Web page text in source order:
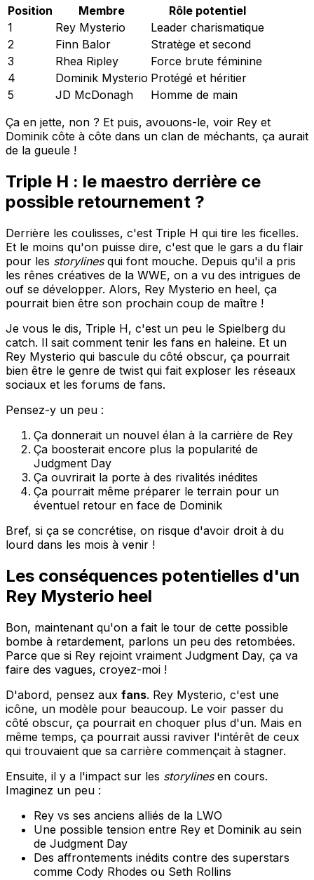
Position Membre
Rôle potentiel
1
Rey Mysterio
Leader charismatique
2
Finn Balor
Stratège et second
3
Rhea Ripley
Force brute féminine
4
Dominik Mysterio Protégé et héritier
5
JD McDonagh
Homme de main
Ça en jette, non ? Et puis, avouons-le, voir Rey et
Dominik côte à côte dans un clan de méchants, ça aurait
de la gueule !
Triple H : le maestro derrière ce
possible retournement ?
Derrière les coulisses, c'est Triple H qui tire les ficelles.
Et le moins qu'on puisse dire, c'est que le gars a du flair
pour les storylinesqui font mouche. Depuis qu'il a pris
les rênes créatives de la WWE, on a vu des intrigues de
ouf se développer. Alors, Rey Mysterio en heel, ça
pourrait bien être son prochain coup de maître !
Je vous le dis, Triple H, c'est un peu le Spielberg du
catch. Il sait comment tenir les fans en haleine. Et un
Rey Mysterio qui bascule du côté obscur, ça pourrait
bien être le genre de twist qui fait exploser les réseaux
sociaux et les forums de fans.
Pensez-y un peu :
Ça donnerait un nouvel élan à la carrière de Rey
Ça boosterait encore plus la popularité de
Judgment Day
Ça ouvrirait la porte à des rivalités inédites
Ça pourrait même préparer le terrain pour un
éventuel retour en face de Dominik
Bref, si ça se concrétise, on risque d'avoir droit à du
lourd dans les mois à venir !
Les conséquences potentielles d'un
Rey Mysterio heel
Bon, maintenant qu'on a fait le tour de cette possible
bombe à retardement, parlons un peu des retombées.
Parce que si Rey rejoint vraiment Judgment Day, ça va
faire des vagues, croyez-moi !
D'abord, pensez aux fans. Rey Mysterio, c'est une
icône, un modèle pour beaucoup. Le voir passer du
côté obscur, ça pourrait en choquer plus d'un. Mais en
même temps, ça pourrait aussi raviver l'intérêt de ceux
qui trouvaient que sa carrière commençait à stagner.
Ensuite, il y a l'impact sur les storylinesen cours.
Imaginez un peu :
Rey vs ses anciens alliés de la LWO
Une possible tension entre Rey et Dominik au sein
de Judgment Day
Des affrontements inédits contre des superstars
comme Cody Rhodes ou Seth Rollins